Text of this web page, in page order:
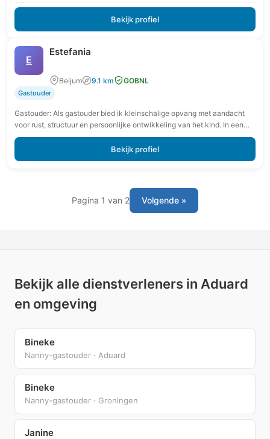
aanbod aan activiteiten Veel buitenactiviteiten en…
Bekijk profiel
E
Estefania
Beijum 9.1 km GOBNL
Gastouder
Gastouder: Als gastouder bied ik kleinschalige opvang met aandacht
voor rust, structuur en persoonlijke ontwikkeling van het kind. In een
veilige en vertrouwde omgeving krijgt…
Bekijk profiel
Pagina 1 van 2 Volgende »
Bekijk alle dienstverleners in Aduard
en omgeving
Bineke
Nanny-gastouder · Aduard
Bineke
Nanny-gastouder · Groningen
Janine